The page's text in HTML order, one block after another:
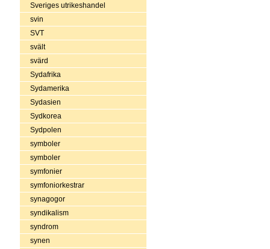
Sveriges utrikeshandel
svin
SVT
svält
svärd
Sydafrika
Sydamerika
Sydasien
Sydkorea
Sydpolen
symboler
symboler
symfonier
symfoniorkestrar
synagogor
syndikalism
syndrom
synen